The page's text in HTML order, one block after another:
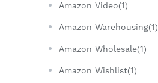
Amazon Video(1)
Amazon Warehousing(1)
Amazon Wholesale(1)
Amazon Wishlist(1)